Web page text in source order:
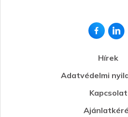
Hírek
Adatvédelmi
Kapcsolat